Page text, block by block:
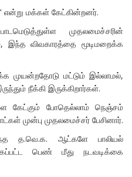
என்று மக்கள் கேட்கின்றனர்.
முதலமைச்சரின்
இந்த விவகாரத்தை மூடிமறைக்க
முயன்றதோடு மட்டும் இல்லாமல்,
நீக்கி இருக்கிறார்கள்.
கேட்கும் போதெல்லாம் நெஞ்சம்
முன்பு முதலமைச்சர் பேசினார்.
த.வெ.க. ஆட்களே பாலியல்
பெண் மீது நடவடிக்கை